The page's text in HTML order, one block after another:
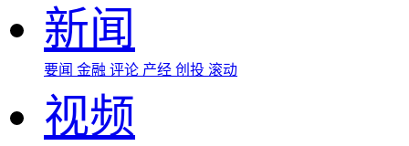
新闻
要闻 金融 评论 产经 创投 滚动
视频